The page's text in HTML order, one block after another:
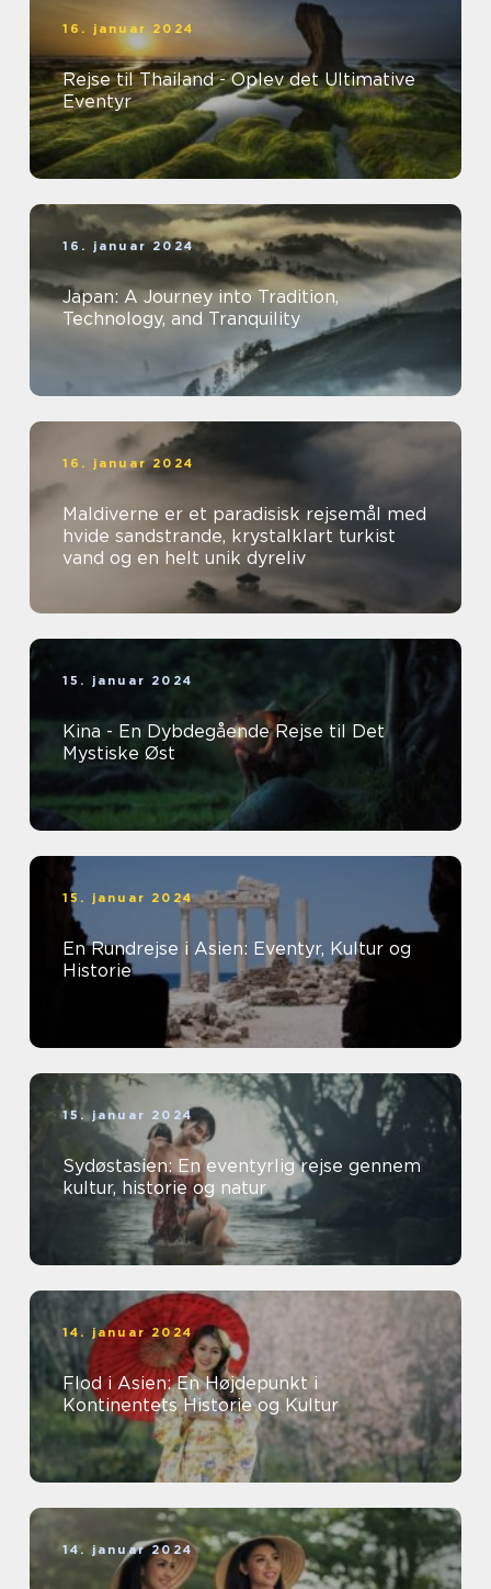
16. januar 2024
Rejse til Thailand - Oplev det Ultimative
Eventyr
16. januar 2024
Japan: A Journey into Tradition,
Technology, and Tranquility
16. januar 2024
Maldiverne er et paradisisk rejsemål med
hvide sandstrande, krystalklart turkist
vand og en helt unik dyreliv
15. januar 2024
Kina - En Dybdegående Rejse til Det
Mystiske Øst
15. januar 2024
En Rundrejse i Asien: Eventyr, Kultur og
Historie
15. januar 2024
Sydøstasien: En eventyrlig rejse gennem
kultur, historie og natur
14. januar 2024
Flod i Asien: En Højdepunkt i
Kontinentets Historie og Kultur
14. januar 2024